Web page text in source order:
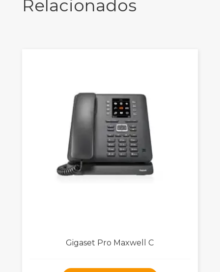
Relacionados
Gigaset Pro Maxwell C